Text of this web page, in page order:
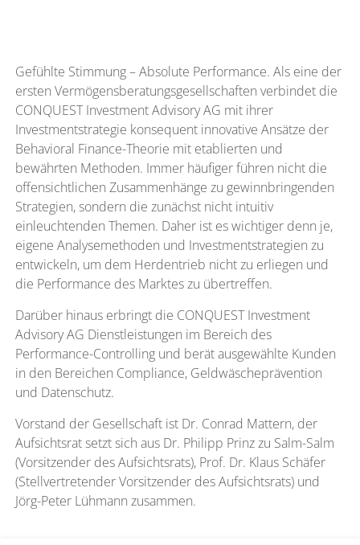
Gefühlte Stimmung – Absolute Performance. Als eine der
ersten Vermögensberatungsgesellschaften verbindet die
CONQUEST Investment Advisory AG mit ihrer
Investmentstrategie konsequent innovative Ansätze der
Behavioral Finance-Theorie mit etablierten und
bewährten Methoden. Immer häufiger führen nicht die
offensichtlichen Zusammenhänge zu gewinnbringenden
Strategien, sondern die zunächst nicht intuitiv
einleuchtenden Themen. Daher ist es wichtiger denn je,
eigene Analysemethoden und Investmentstrategien zu
entwickeln, um dem Herdentrieb nicht zu erliegen und
die Performance des Marktes zu übertreffen.
Darüber hinaus erbringt die CONQUEST Investment
Advisory AG Dienstleistungen im Bereich des
Performance-Controlling und berät ausgewählte Kunden
in den Bereichen Compliance, Geldwäscheprävention
und Datenschutz.
Vorstand der Gesellschaft ist Dr. Conrad Mattern, der
Aufsichtsrat setzt sich aus Dr. Philipp Prinz zu Salm-Salm
(Vorsitzender des Aufsichtsrats), Prof. Dr. Klaus Schäfer
(Stellvertretender Vorsitzender des Aufsichtsrats) und
Jörg-Peter Lühmann zusammen.